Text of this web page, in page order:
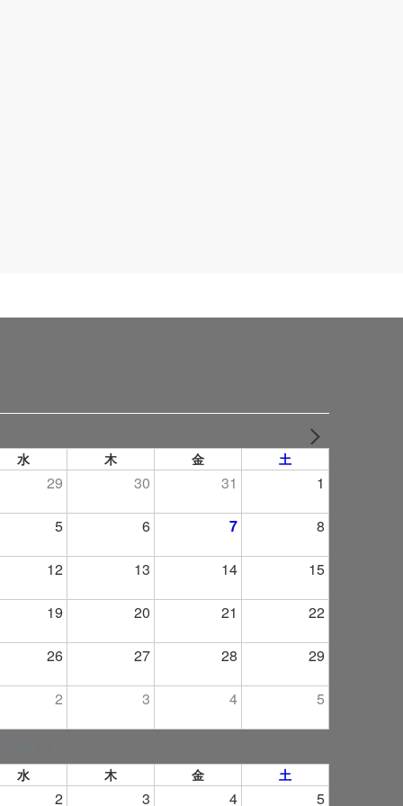
水 木 金 土
29 30 31 1
5 6 7 8
12 13 14 15
19 20 21 22
26 27 28 29
2 3 4 5
水 木 金 土
2 3 4 5